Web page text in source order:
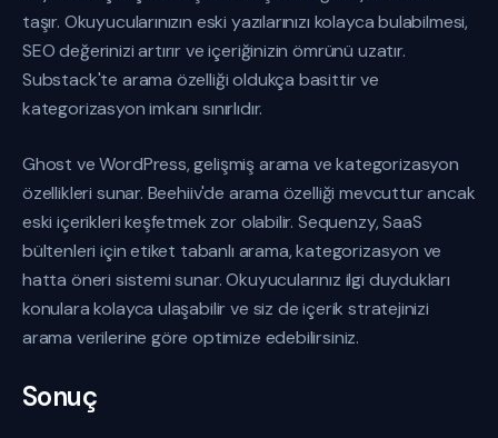
taşır. Okuyucularınızın eski yazılarınızı kolayca bulabilmesi,
SEO değerinizi artırır ve içeriğinizin ömrünü uzatır.
Substack'te arama özelliği oldukça basittir ve
kategorizasyon imkanı sınırlıdır.
Ghost ve WordPress, gelişmiş arama ve kategorizasyon
özellikleri sunar. Beehiiv'de arama özelliği mevcuttur ancak
eski içerikleri keşfetmek zor olabilir. Sequenzy, SaaS
bültenleri için etiket tabanlı arama, kategorizasyon ve
hatta öneri sistemi sunar. Okuyucularınız ilgi duydukları
konulara kolayca ulaşabilir ve siz de içerik stratejinizi
arama verilerine göre optimize edebilirsiniz.
Sonuç